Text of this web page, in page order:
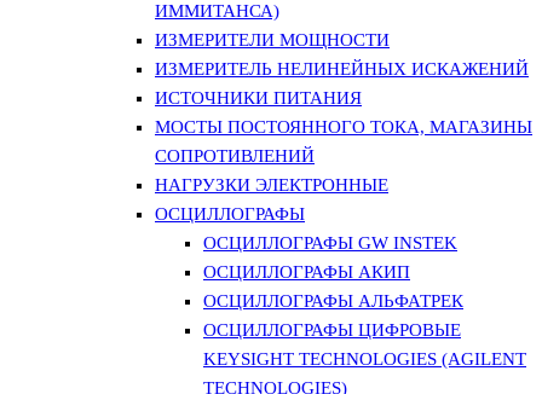
ИММИТАНСА)
ИЗМЕРИТЕЛИ МОЩНОСТИ
ИЗМЕРИТЕЛЬ НЕЛИНЕЙНЫХ ИСКАЖЕНИЙ
ИСТОЧНИКИ ПИТАНИЯ
МОСТЫ ПОСТОЯННОГО ТОКА, МАГАЗИНЫ
СОПРОТИВЛЕНИЙ
НАГРУЗКИ ЭЛЕКТРОННЫЕ
ОСЦИЛЛОГРАФЫ
ОСЦИЛЛОГРАФЫ GW INSTEK
ОСЦИЛЛОГРАФЫ АКИП
ОСЦИЛЛОГРАФЫ АЛЬФАТРЕК
ОСЦИЛЛОГРАФЫ ЦИФРОВЫЕ
KEYSIGHT TECHNOLOGIES (AGILENT
TECHNOLOGIES)